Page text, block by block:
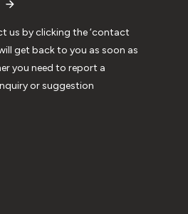
us by clicking the ‘contact
get back to you as soon as
you need to report a
or suggestion